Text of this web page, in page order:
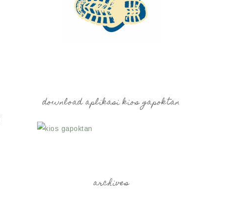
download aplikasi kios gapoktan
archives